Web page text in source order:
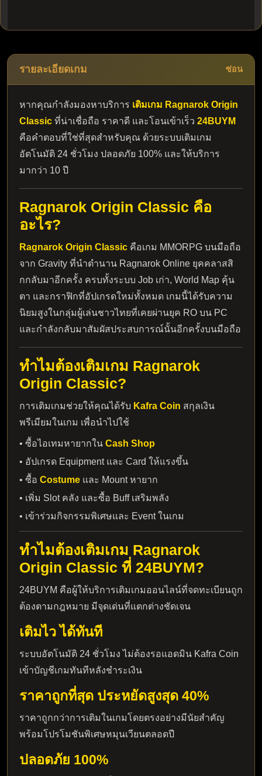
รายละเอียดเกม ซ่อน
หากคุณกำลังมองหาบริการ เติมเกม Ragnarok Origin
Classic ที่น่าเชื่อถือ ราคาดี และโอนเข้าเร็ว 24BUYM
คือคำตอบที่ใช่ที่สุดสำหรับคุณ ด้วยระบบเติมเกม
อัตโนมัติ 24 ชั่วโมง ปลอดภัย 100% และให้บริการ
มากว่า 10 ปี
Ragnarok Origin Classic คือ
อะไร?
Ragnarok Origin Classic คือเกม MMORPG บนมือถือ
จาก Gravity ที่นำตำนาน Ragnarok Online ยุคคลาสสิ
กกลับมาอีกครั้ง ครบทั้งระบบ Job เก่า, World Map คุ้น
ตา และกราฟิกที่อัปเกรดใหม่ทั้งหมด เกมนี้ได้รับความ
นิยมสูงในกลุ่มผู้เล่นชาวไทยที่เคยผ่านยุค RO บน PC
และกำลังกลับมาสัมผัสประสบการณ์นั้นอีกครั้งบนมือถือ
ทำไมต้องเติมเกม Ragnarok
Origin Classic?
การเติมเกมช่วยให้คุณได้รับ Kafra Coin สกุลเงิน
พรีเมียมในเกม เพื่อนำไปใช้
• ซื้อไอเทมหายากใน Cash Shop
• อัปเกรด Equipment และ Card ให้แรงขึ้น
• ซื้อ Costume และ Mount หายาก
• เพิ่ม Slot คลัง และซื้อ Buff เสริมพลัง
• เข้าร่วมกิจกรรมพิเศษและ Event ในเกม
ทำไมต้องเติมเกม Ragnarok
Origin Classic ที่ 24BUYM?
24BUYM คือผู้ให้บริการเติมเกมออนไลน์ที่จดทะเบียนถูก
ต้องตามกฎหมาย มีจุดเด่นที่แตกต่างชัดเจน
เติมไว ได้ทันที
ระบบอัตโนมัติ 24 ชั่วโมง ไม่ต้องรอแอดมิน Kafra Coin
เข้าบัญชีเกมทันทีหลังชำระเงิน
ราคาถูกที่สุด ประหยัดสูงสุด 40%
ราคาถูกกว่าการเติมในเกมโดยตรงอย่างมีนัยสำคัญ
พร้อมโปรโมชันพิเศษหมุนเวียนตลอดปี
ปลอดภัย 100%